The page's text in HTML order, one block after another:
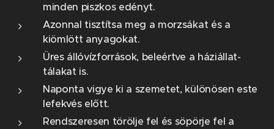
minden piszkos edényt.
Azonnal tisztítsa meg a morzsákat és a
kiömlött anyagokat.
Üres állóvízforrások, beleértve a háziállat-
tálakat is.
Naponta vigye ki a szemetet, különösen este
lefekvés előtt.
Rendszeresen törölje fel és söpörje fel a